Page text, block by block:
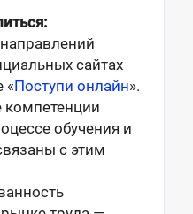
сайтах
«Поступи онлайн».
компетенции
обучения и
с этим